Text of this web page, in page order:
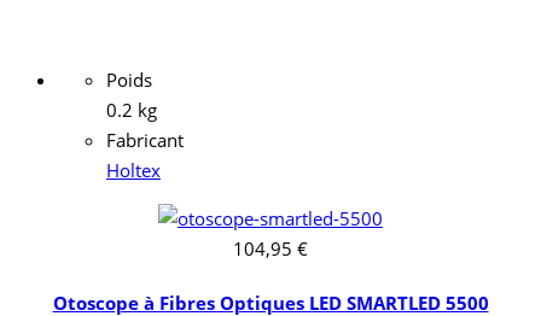
Poids
0.2 kg
Fabricant
Holtex
104,95 €
Otoscope à Fibres Optiques LED SMARTLED 5500